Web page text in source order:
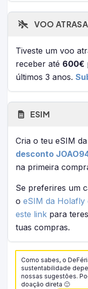
VOO
Tiveste um voo
receber até 600€
últimos 3 anos.
ESIM
Cria o teu eSIM
desconto
na primeira
Se preferires um
o eSIM da Holafly
este link para
tuas compras.
Como sabes, o
sustentabilidade
nossas sugestões.
doação direta 🙂